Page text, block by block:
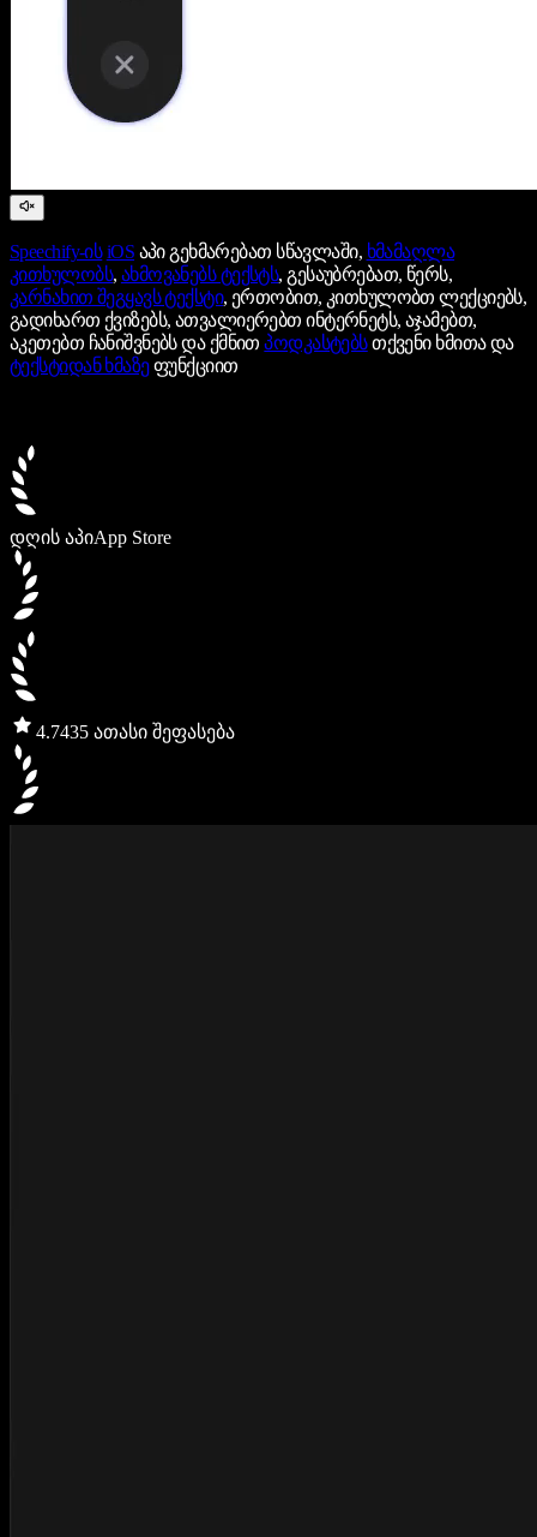
Speechify-ის iOS აპი გეხმარებათ სწავლაში, ხმამაღლა
კითხულობს, ახმოვანებს ტექსტს, გესაუბრებათ, წერს,
კარნახით შეგყავს ტექსტი, ერთობით, კითხულობთ ლექციებს,
გადიხართ ქვიზებს, ათვალიერებთ ინტერნეტს, აჯამებთ,
აკეთებთ ჩანიშვნებს და ქმნითპოდკასტებსთქვენი ხმითა და
ტექსტიდან ხმაზეფუნქციით
დღის აპიApp Store
4.7435 ათასი შეფასება